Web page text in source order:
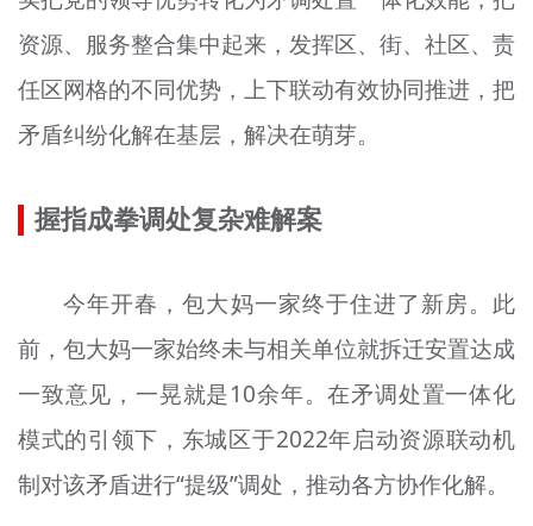
资源、服务整合集中起来，发挥区、街、社区、责
任区网格的不同优势，上下联动有效协同推进，把
矛盾纠纷化解在基层，解决在萌芽。
握指成拳调处复杂难解案
今年开春，包大妈一家终于住进了新房。此
前，包大妈一家始终未与相关单位就拆迁安置达成
一致意见，一晃就是10余年。在矛调处置一体化
模式的引领下，东城区于2022年启动资源联动机
制对该矛盾进行“提级”调处，推动各方协作化解。